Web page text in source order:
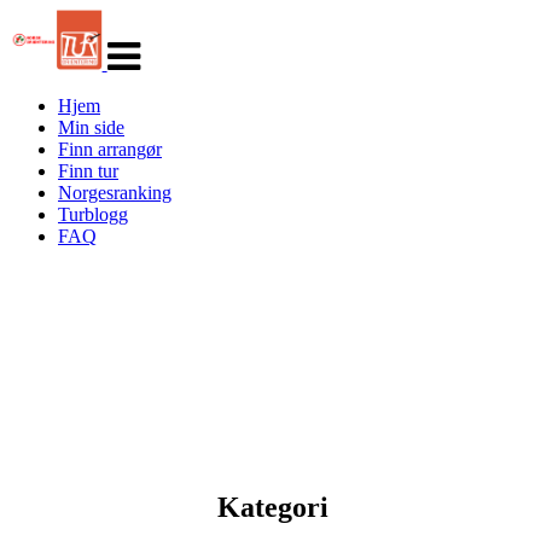
navigasjon
Hjem
Min side
Finn arrangør
Finn tur
Norgesranking
Turblogg
FAQ
Kategori